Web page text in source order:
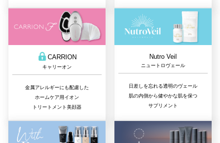
CARRION
キャリーオン
金属アレルギーにも配慮した
ホームケア用イオン
トリートメント美顔器
Nutro Veil
ニュートロヴェール
日差しを忘れる透明のヴェール
肌の内側から健やかな肌を保つ
サプリメント